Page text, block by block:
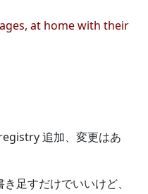
at home with their
追加、変更はあ
足すだけでいいけど、